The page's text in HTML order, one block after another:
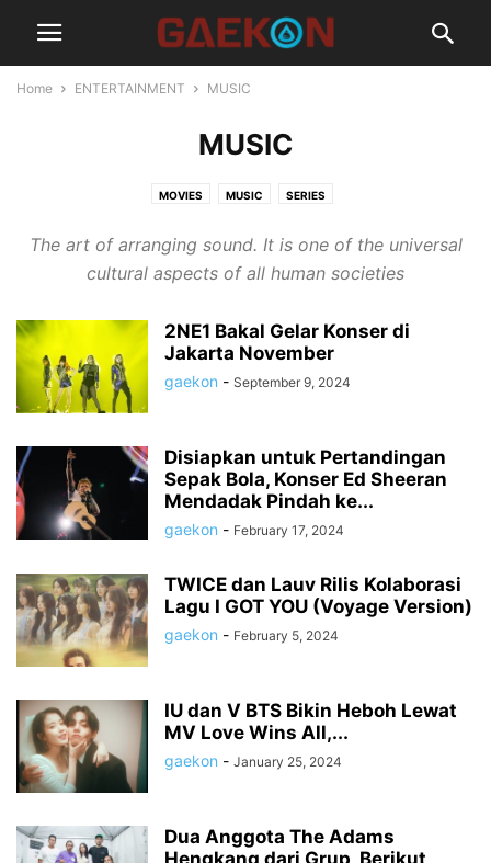
Home ENTERTAINMENT MUSIC
MUSIC
MOVIES MUSIC SERIES
The art of arranging sound. It is one of the universal
cultural aspects of all human societies
2NE1 Bakal Gelar Konser di
Jakarta November
gaekon - September 9, 2024
Disiapkan untuk Pertandingan
Sepak Bola, Konser Ed Sheeran
Mendadak Pindah ke...
gaekon - February 17, 2024
TWICE dan Lauv Rilis Kolaborasi
Lagu I GOT YOU (Voyage Version)
gaekon - February 5, 2024
IU dan V BTS Bikin Heboh Lewat
MV Love Wins All,...
gaekon - January 25, 2024
Dua Anggota The Adams
Hengkang dari Grup, Berikut